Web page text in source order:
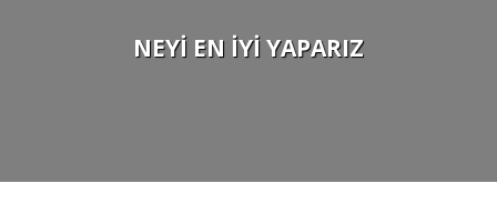
NEYİ EN İYİ YAPARIZ